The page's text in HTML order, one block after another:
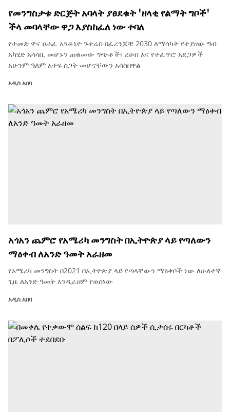
የመንግስታቱ ድርጅት አባላት ያፀደቁት 'ዘላቂ የልማት ግቦች'
ችላ መባላቸው ዋጋ እያስከፈለ ነው ተባለ
የተመድ ዋና ፀሐፊ አንቶኒዮ ጉተሬስ በፈረንጆቹ 2030 ለማሳካት የተያዘው ግብ
አካሄድ አሳሳቢ መሆኑን ጠቁመው ግጭቶች፣ ረሀብ እና የተፈጥሮ አደጋዎች
አሁንም ዓለም አቀፍ ስጋት መሆናቸውን አሳስበዋል
አዲስ አበባ
አጎአን ጨምሮ የአሜሪካ መንግስት በኢትዮጵያ ላይ የጣለውን
ማዕቀብ ለአንድ ዓመት አራዘመ
የአሜሪካ መንግስት በ2021 በኢትዮጵያ ላይ የጣላቸውን ማዕቀቦች ነው ለሁለተኛ
ጊዜ ለአንድ ዓመት እንዲራዘም የወሰነው
አዲስ አበባ